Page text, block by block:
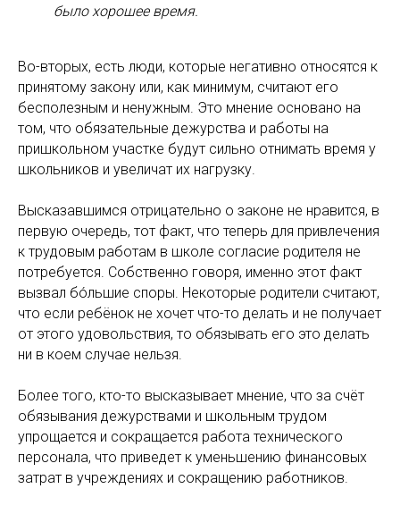
было хорошее время.
Во-вторых, есть люди, которые негативно относятся к
принятому закону или, как минимум, считают его
бесполезным и ненужным. Это мнение основано на
том, что обязательные дежурства и работы на
пришкольном участке будут сильно отнимать время у
школьников и увеличат их нагрузку.
Высказавшимся отрицательно о законе не нравится, в
первую очередь, тот факт, что теперь для привлечения
к трудовым работам в школе согласие родителя не
потребуется. Собственно говоря, именно этот факт
вызвал бо́льшие споры. Некоторые родители считают,
что если ребёнок не хочет что-то делать и не получает
от этого удовольствия, то обязывать его это делать
ни в коем случае нельзя.
Более того, кто-то высказывает мнение, что за счёт
обязывания дежурствами и школьным трудом
упрощается и сокращается работа технического
персонала, что приведет к уменьшению финансовых
затрат в учреждениях и сокращению работников.